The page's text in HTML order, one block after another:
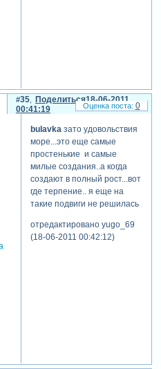
Поделиться
35
18-06-2011
00:41:19
bulavka зато удовольствия
море...это еще самые
простенькие и самые
милые создания..а когда
создают в полный рост...вот
где терпение.. я еще на
такие подвиги не решилась
отредактировано yugo_69
(18-06-2011 00:42:12)
0